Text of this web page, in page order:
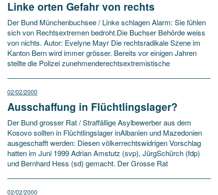
Linke orten Gefahr von rechts
Der Bund Münchenbuchsee / Linke schlagen Alarm: Sie fühlen
sich von Rechtsextremen bedroht.Die Buchser Behörde weiss
von nichts. Autor: Evelyne Mayr Die rechtsradikale Szene im
Kanton Bern wird immer grösser. Bereits vor einigen Jahren
stellte die Polizei zunehmenderechtsextremistische
02/02/2000
Ausschaffung in Flüchtlingslager?
Der Bund grosser Rat / Straffällige Asylbewerber aus dem
Kosovo sollten in Flüchtlingslager inAlbanien und Mazedonien
ausgeschafft werden: Diesen völkerrechtswidrigen Vorschlag
hatten im Juni 1999 Adrian Amstutz (svp), JürgSchürch (fdp)
und Bernhard Hess (sd) gemacht. Der Grosse Rat
02/02/2000